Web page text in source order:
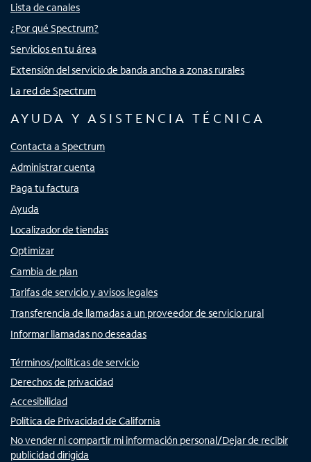
Lista de canales
¿Por qué Spectrum?
Servicios en tu área
Extensión del servicio de banda ancha a zonas rurales
La red de Spectrum
AYUDA Y ASISTENCIA TÉCNICA
Contacta a Spectrum
Administrar cuenta
Paga tu factura
Ayuda
Localizador de tiendas
Optimizar
Cambia de plan
Tarifas de servicio y avisos legales
Transferencia de llamadas a un proveedor de servicio rural
Informar llamadas no deseadas
Términos/políticas de servicio
Derechos de privacidad
Accesibilidad
Política de Privacidad de California
No vender ni compartir mi información personal/Dejar de recibir
publicidad dirigida